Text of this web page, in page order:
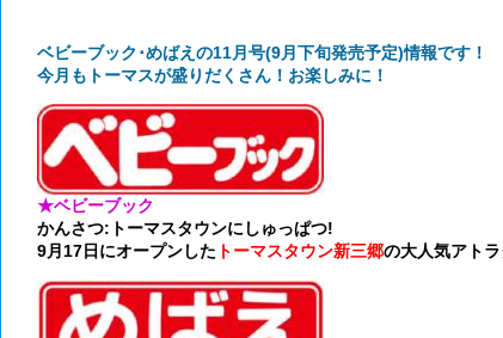
ベビーブック･めばえの11月号(9月下旬発売予定)情報です！
今月もトーマスが盛りだくさん！お楽しみに！
★ベビーブック
かんさつ:トーマスタウンにしゅっぱつ!
9月17日にオープンした トーマスタウン新三郷の大人気アト